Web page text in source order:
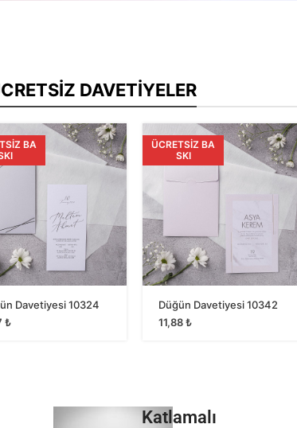
DAVETIYELER
BA
Davetiyesi 10324
₺
ÜCRETSIZ BA
SKI
Düğün Davetiyesi 10342
11,88₺
Katlamalı